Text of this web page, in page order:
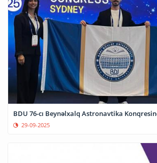
BDU 76-cı Beynəlxalq Astronavtika
29-09-2025